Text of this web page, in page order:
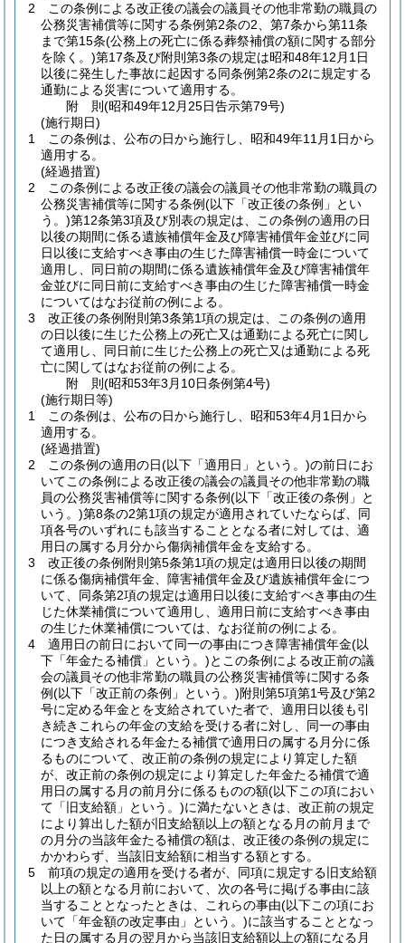
2
この条例による改正後の議会の議員その他非常勤の職員の
公務災害補償等に関する条例第2条の2、第7条から第11条
まで第15条(公務上の死亡に係る葬祭補償の額に関する部分
を除く。)第17条及び附則第3条の規定は昭和48年12月1日
以後に発生した事故に起因する同条例第2条の2に規定する
通勤による災害について適用する。
附 則(昭和49年12月25日告示第79号)
(施行期日)
1
この条例は、公布の日から施行し、昭和49年11月1日から
適用する。
(経過措置)
2
この条例による改正後の議会の議員その他非常勤の職員の
公務災害補償等に関する条例(以下「改正後の条例」とい
う。)第12条第3項及び別表の規定は、この条例の適用の日
以後の期間に係る遺族補償年金及び障害補償年金並びに同
日以後に支給すべき事由の生じた障害補償一時金について
適用し、同日前の期間に係る遺族補償年金及び障害補償年
金並びに同日前に支給すべき事由の生じた障害補償一時金
についてはなお従前の例による。
3
改正後の条例附則第3条第1項の規定は、この条例の適用
の日以後に生じた公務上の死亡又は通勤による死亡に関し
て適用し、同日前に生じた公務上の死亡又は通勤による死
亡に関してはなお従前の例による。
附 則(昭和53年3月10日条例第4号)
(施行期日等)
1
この条例は、公布の日から施行し、昭和53年4月1日から
適用する。
(経過措置)
2
この条例の適用の日(以下「適用日」という。)の前日にお
いてこの条例による改正後の議会の議員その他非常勤の職
員の公務災害補償等に関する条例(以下「改正後の条例」と
いう。)第8条の2第1項の規定が適用されていたならば、同
項各号のいずれにも該当することとなる者に対しては、適
用日の属する月分から傷病補償年金を支給する。
3
改正後の条例附則第5条第1項の規定は適用日以後の期間
に係る傷病補償年金、障害補償年金及び遺族補償年金につ
いて、同条第2項の規定は適用日以後に支給すべき事由の生
じた休業補償について適用し、適用日前に支給すべき事由
の生じた休業補償については、なお従前の例による。
4
適用日の前日において同一の事由につき障害補償年金(以
下「年金たる補償」という。)とこの条例による改正前の議
会の議員その他非常勤の職員の公務災害補償等に関する条
例(以下「改正前の条例」という。)附則第5項第1号及び第2
号に定める年金とを支給されていた者で、適用日以後も引
き続きこれらの年金の支給を受ける者に対し、同一の事由
につき支給される年金たる補償で適用日の属する月分に係
るものについて、改正前の条例の規定により算定した額
が、改正前の条例の規定により算定した年金たる補償で適
用日の属する月の前月分に係るものの額(以下この項におい
て「旧支給額」という。)に満たないときは、改正前の規定
により算出した額が旧支給額以上の額となる月の前月まで
の月分の当該年金たる補償の額は、改正後の条例の規定に
かかわらず、当該旧支給額に相当する額とする。
5
前項の規定の適用を受ける者が、同項に規定する旧支給額
以上の額となる月前において、次の各号に掲げる事由に該
当することとなったときは、これらの事由(以下この項にお
いて「年金額の改定事由」という。)に該当することとなっ
た日の属する月の翌月から当該旧支給額以上の額になる月